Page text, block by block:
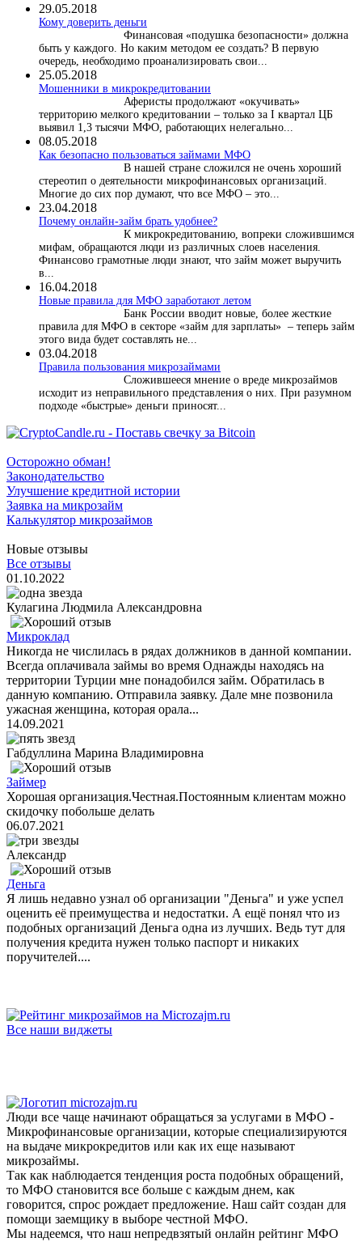
29.05.2018
Кому доверить деньги
Финансовая «подушка безопасности» должна
быть у каждого. Но каким методом ее создать? В первую
очередь, необходимо проанализировать свои...
25.05.2018
Мошенники в микрокредитовании
Аферисты продолжают «окучивать»
территорию мелкого кредитовании – только за I квартал ЦБ
выявил 1,3 тысячи МФО, работающих нелегально...
08.05.2018
Как безопасно пользоваться займами МФО
В нашей стране сложился не очень хороший
стереотип о деятельности микрофинансовых организаций.
Многие до сих пор думают, что все МФО – это...
23.04.2018
Почему онлайн-займ брать удобнее?
К микрокредитованию, вопреки сложившимся
мифам, обращаются люди из различных слоев населения.
Финансово грамотные люди знают, что займ может выручить
в...
16.04.2018
Новые правила для МФО заработают летом
Банк России вводит новые, более жесткие
правила для МФО в секторе «займ для зарплаты» – теперь займ
этого вида будет составлять не...
03.04.2018
​Правила пользования микрозаймами
Сложившееся мнение о вреде микрозаймов
исходит из неправильного представления о них. При разумном
подходе «быстрые» деньги приносят...
Осторожно обман!
Законодательство
Улучшение кредитной истории
Заявка на микрозайм
Калькулятор микрозаймов
Новые отзывы
Все отзывы
01.10.2022
Кулагина Людмила Александровна
Микроклад
Никогда не числилась в рядах должников в данной компании.
Всегда оплачивала займы во время Однажды находясь на
территории Турции мне понадобился займ. Обратилась в
данную компанию. Отправила заявку. Дале мне позвонила
ужасная женщина, которая орала...
14.09.2021
Габдуллина Марина Владимировна
Займер
Хорошая организация.Честная.Постоянным клиентам можно
скидочку побольше делать
06.07.2021
Александр
Деньга
Я лишь недавно узнал об организации "Деньга" и уже успел
оценить её преимущества и недостатки. А ещё понял что из
подобных организаций Деньга одна из лучших. Ведь тут для
получения кредита нужен только паспорт и никаких
поручителей....
Все наши виджеты
Люди все чаще начинают обращаться за услугами в МФО -
Микрофинансовые организации, которые специализируются
на выдаче микрокредитов или как их еще называют
микрозаймы.
Так как наблюдается тенденция роста подобных обращений,
то МФО становится все больше с каждым днем, как
говорится, спрос рождает предложение. Наш сайт создан для
помощи заемщику в выборе честной МФО.
Мы надеемся, что наш непредвзятый онлайн рейтинг МФО